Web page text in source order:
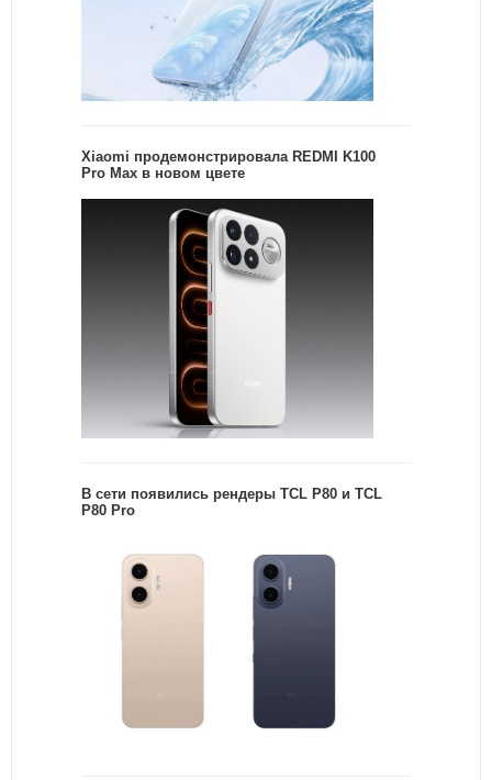
Xiaomi продемонстрировала REDMI K100
Pro Max в новом цвете
В сети появились рендеры TCL P80 и TCL
P80 Pro